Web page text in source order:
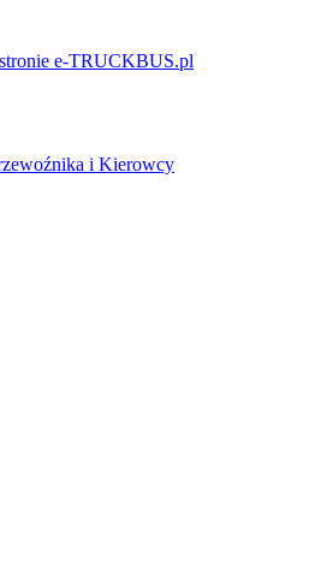
e-TRUCKBUS.pl
i Kierowcy